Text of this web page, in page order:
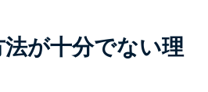
が十分でない理